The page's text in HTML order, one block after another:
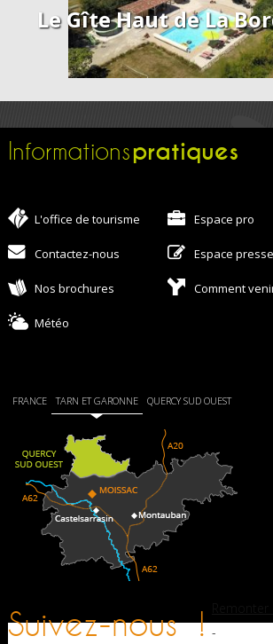
Le Gîte Haut de La
Informationspratiques
L'office de tourisme Espace pro
Contactez-nous Espace presse
Nos brochures Comment
Météo
FRANCE TARN ET GARONNE QUERCY SUD OUEST
Suivez-nous ! -